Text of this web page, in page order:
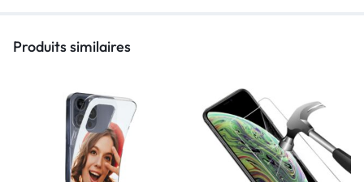
Produits similaires